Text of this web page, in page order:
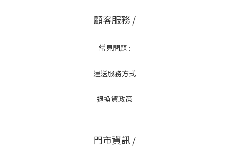
顧客服務 /
常見問題 :
運送服務方式
退換貨政策
門市資訊 /